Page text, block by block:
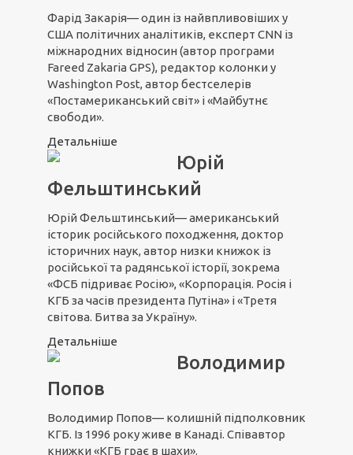
Фарід Закарія— один із найвпливовіших у
США політичних аналітиків, експерт CNN із
міжнародних відносин (автор програми
Fareed Zakaria GPS), редактор колонки у
Washington Post, автор бестселерів
«Постамериканський світ» і «Майбутнє
свободи».
Детальніше
Юрій
Фельштинський
Юрій Фельштинський— американський
історик російського походження, доктор
історичних наук, автор низки книжок із
російської та радянської історії, зокрема
«ФСБ підриває Росію», «Корпорація. Росія і
КГБ за часів президента Путіна» і «Третя
світова. Битва за Україну».
Детальніше
Володимир
Попов
Володимир Попов— колишній підполковник
КГБ. Із 1996 року живе в Канаді. Співавтор
книжки «КГБ грає в шахи».